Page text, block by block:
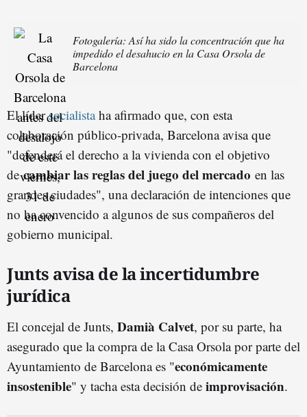
Fotogalería: Así ha sido la concentración que ha
impedido el desahucio en la Casa Orsola de
Barcelona
El lídersocialistaha afirmado que, con esta
colaboración público-privada, Barcelona avisa que
"defenderá el derecho a la vivienda con el objetivo
de cambiar las reglas del juego del mercado en las
grandes ciudades", una declaración de intenciones que
no ha convencido a algunos de sus compañeros del
gobierno municipal.
Junts avisa de la incertidumbre
jurídica
El concejal de Junts, Damià Calvet, por su parte, ha
asegurado que la compra de la Casa Orsola por parte del
Ayuntamiento de Barcelona es "económicamente
insostenible" y tacha esta decisión de improvisación.